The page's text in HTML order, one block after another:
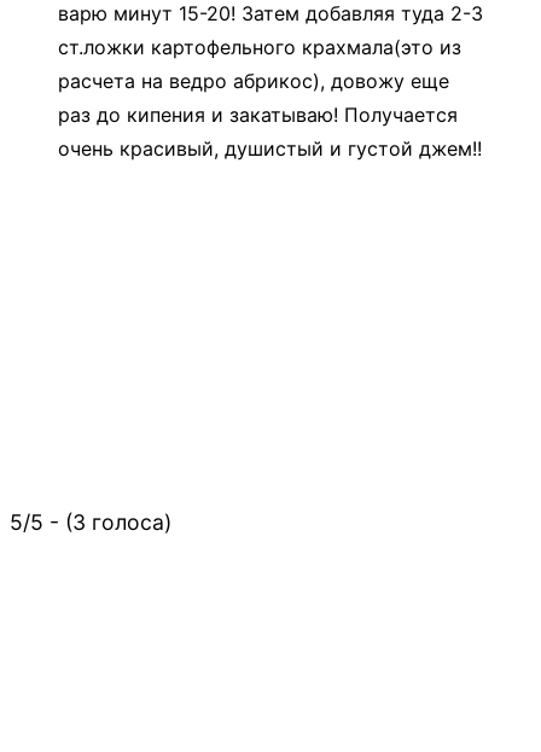
варю минут 15-20! Затем добавляя туда 2-3
ст.ложки картофельного крахмала(это из
расчета на ведро абрикос), довожу еще
раз до кипения и закатываю! Получается
очень красивый, душистый и густой джем!!
5/5 - (3 голоса)